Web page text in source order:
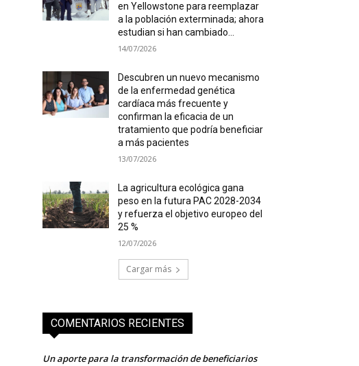
en Yellowstone para reemplazar
a la población exterminada; ahora
estudian si han cambiado...
14/07/2026
Descubren un nuevo mecanismo
de la enfermedad genética
cardíaca más frecuente y
confirman la eficacia de un
tratamiento que podría beneficiar
a más pacientes
13/07/2026
La agricultura ecológica gana
peso en la futura PAC 2028-2034
y refuerza el objetivo europeo del
25 %
12/07/2026
Cargar más
COMENTARIOS RECIENTES
Un aporte para la transformación de beneficiarios